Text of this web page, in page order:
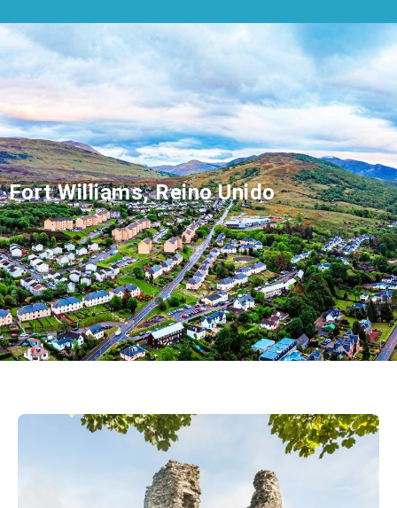
Fort Williams, Reino Unido